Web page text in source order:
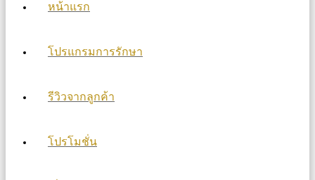
หน้าแรก
โปรแกรมการรักษา
รีวิวจากลูกค้า
โปรโมชั่น